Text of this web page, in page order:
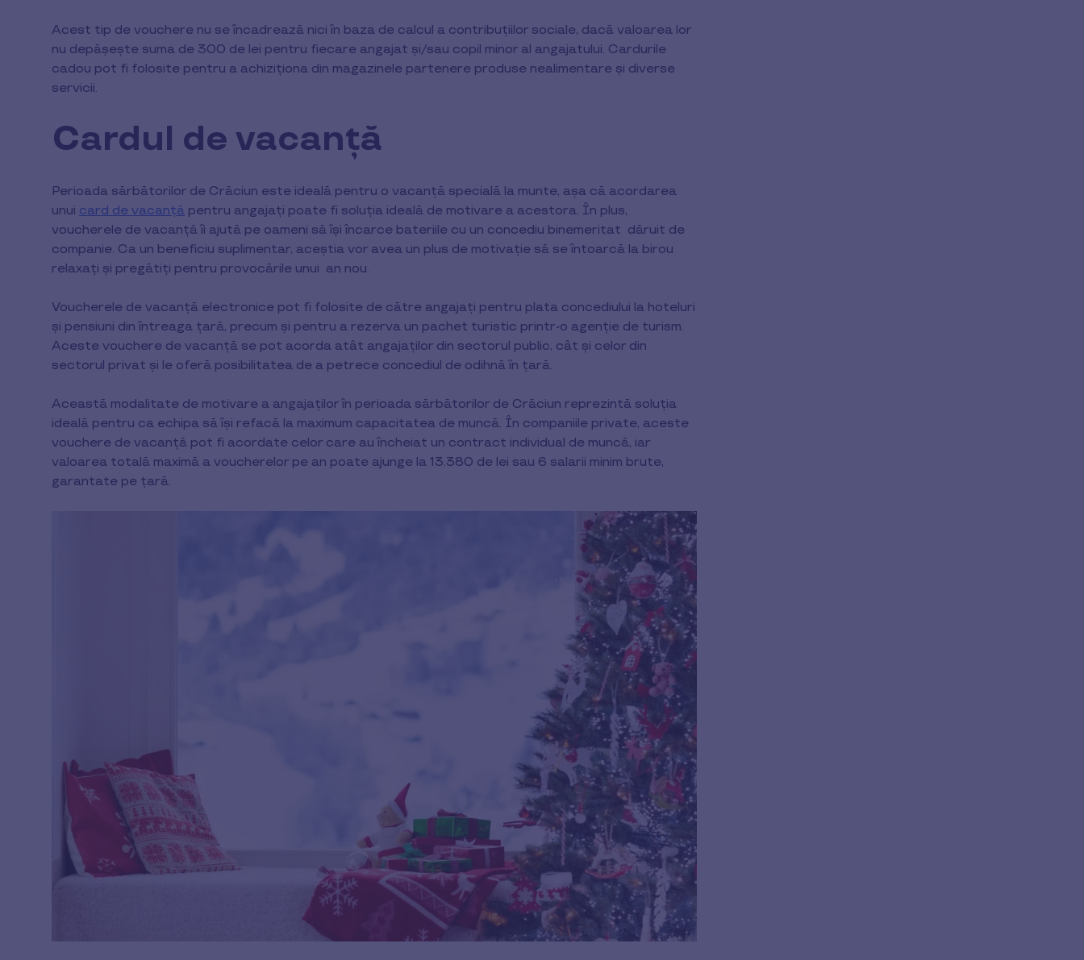
Acest tip de vouchere nu se încadrează nici în baza de calcul a contribuțiilor sociale, dacă valoarea lor
nu depășește suma de 300 de lei pentru fiecare angajat și/sau copil minor al angajatului. Cardurile
cadou pot fi folosite pentru a achiziționa din magazinele partenere produse nealimentare și diverse
servicii.
Cardul de vacanță
Perioada sărbătorilor de Crăciun este ideală pentru o vacanță specială la munte, așa că acordarea
unui card de vacanță pentru angajați poate fi soluția ideală de motivare a acestora. În plus,
voucherele de vacanță îi ajută pe oameni să își încarce bateriile cu un concediu binemeritat dăruit de
companie. Ca un beneficiu suplimentar, aceștia vor avea un plus de motivație să se întoarcă la birou
relaxați și pregătiți pentru provocările unui an nou.
Voucherele de vacanță electronice pot fi folosite de către angajați pentru plata concediului la hoteluri
și pensiuni din întreaga țară, precum și pentru a rezerva un pachet turistic printr-o agenție de turism.
Aceste vouchere de vacanță se pot acorda atât angajaților din sectorul public, cât și celor din
sectorul privat și le oferă posibilitatea de a petrece concediul de odihnă în țară.
Această modalitate de motivare a angajaților în perioada sărbătorilor de Crăciun reprezintă soluţia
ideală pentru ca echipa să își refacă la maximum capacitatea de muncă. În companiile private, aceste
vouchere de vacanță pot fi acordate celor care au încheiat un contract individual de muncă, iar
valoarea totală maximă a voucherelor pe an poate ajunge la 13.380 de lei sau 6 salarii minim brute,
garantate pe ţară.